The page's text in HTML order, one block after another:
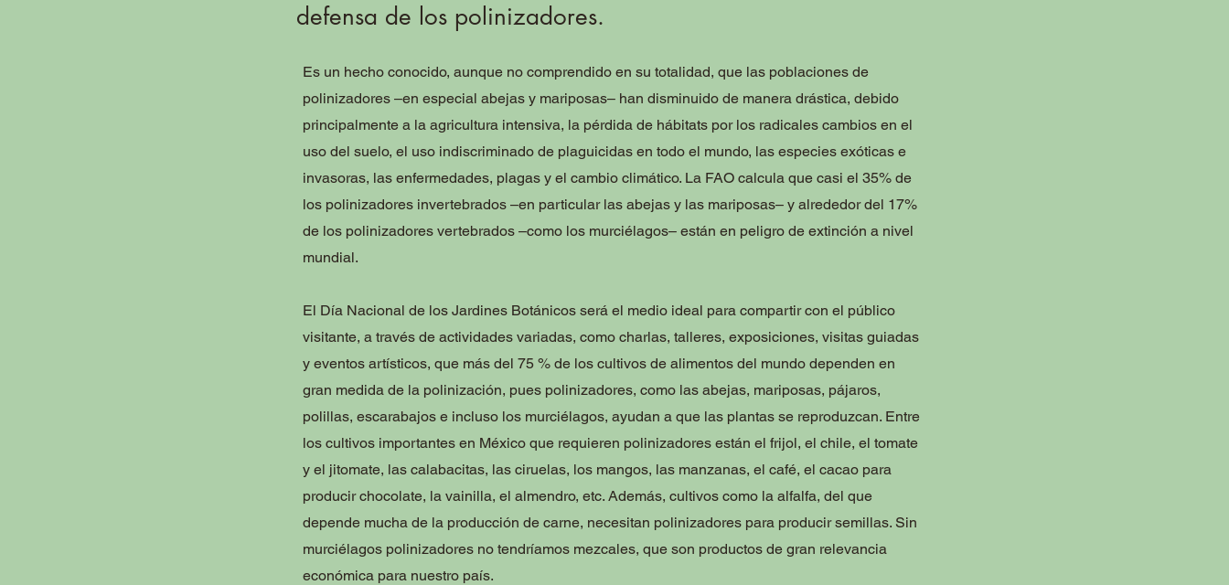
defensa de los polinizadores.
Es un hecho conocido, aunque no comprendido en su totalidad, que las poblaciones de
polinizadores –en especial abejas y mariposas– han disminuido de manera drástica, debido
principalmente a la agricultura intensiva, la pérdida de hábitats por los radicales cambios en el
uso del suelo, el uso indiscriminado de plaguicidas en todo el mundo, las especies exóticas e
invasoras, las enfermedades, plagas y el cambio climático. La FAO calcula que casi el 35% de
los polinizadores invertebrados –en particular las abejas y las mariposas– y alrededor del 17%
de los polinizadores vertebrados –como los murciélagos– están en peligro de extinción a nivel
mundial.
El Día Nacional de los Jardines Botánicos será el medio ideal para compartir con el público
visitante, a través de actividades variadas, como charlas, talleres, exposiciones, visitas guiadas
y eventos artísticos, que más del 75 % de los cultivos de alimentos del mundo dependen en
gran medida de la polinización, pues polinizadores, como las abejas, mariposas, pájaros,
polillas, escarabajos e incluso los murciélagos, ayudan a que las plantas se reproduzcan. Entre
los cultivos importantes en México que requieren polinizadores están el frijol, el chile, el tomate
y el jitomate, las calabacitas, las ciruelas, los mangos, las manzanas, el café, el cacao para
producir chocolate, la vainilla, el almendro, etc. Además, cultivos como la alfalfa, del que
depende mucha de la producción de carne, necesitan polinizadores para producir semillas. Sin
murciélagos polinizadores no tendríamos mezcales, que son productos de gran relevancia
económica para nuestro país.